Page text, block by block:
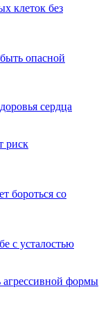
клеток без
опасной
сердца
риск
бороться со
с усталостью
агрессивной формы